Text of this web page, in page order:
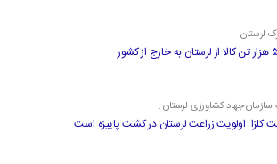
لرستان
سازمان جهاد کشاورزی لرستان :
کلزا اولویت زراعت لرستان در کشت پاییزه است